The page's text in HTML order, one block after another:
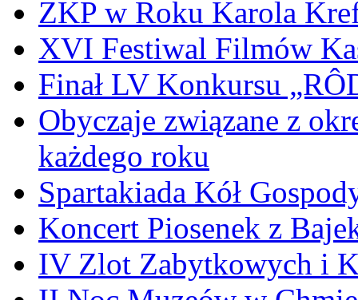
ZKP w Roku Karola
XVI Festiwal Filmów
Finał LV Konkursu
Obyczaje związane z
każdego roku
Spartakiada Kół
Koncert Piosenek z
IV Zlot Zabytkowych i